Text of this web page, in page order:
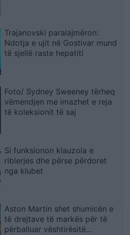
Trajanovski paralajmëron:
Ndotja e ujit në Gostivar mund
të sjellë raste hepatiti
Foto/ Sydney Sweeney tërheq
vëmendjen me imazhet e reja
të koleksionit të saj
Si funksionon klauzola e
riblerjes dhe përse përdoret
nga klubet
Aston Martin shet shumicën e
të drejtave të markës për të
përballuar vështirësitë